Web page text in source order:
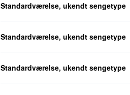
Standardværelse, ukendt sengetype
Standardværelse, ukendt sengetype
Standardværelse, ukendt sengetype